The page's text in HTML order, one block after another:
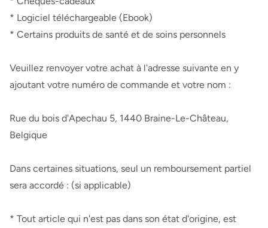
* Logiciel téléchargeable (Ebook)
* Certains produits de santé et de soins personnels
Veuillez renvoyer votre achat à l'adresse suivante en y
ajoutant votre numéro de commande et votre nom :
Rue du bois d'Apechau 5, 1440 Braine-Le-Château,
Belgique
Dans certaines situations, seul un remboursement partiel
sera accordé : (si applicable)
* Tout article qui n'est pas dans son état d'origine, est